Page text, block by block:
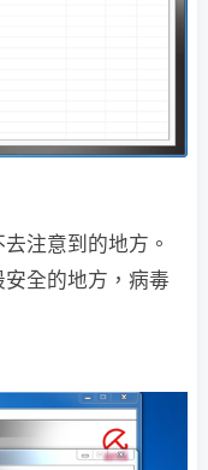
注意到的地方。
全的地方，病毒